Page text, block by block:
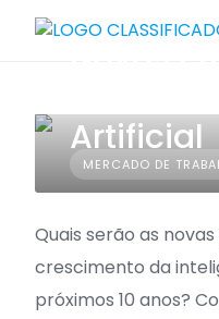
MERCADO DE
Artificial
Quais serão as
crescimento da
próximos 10 anos?